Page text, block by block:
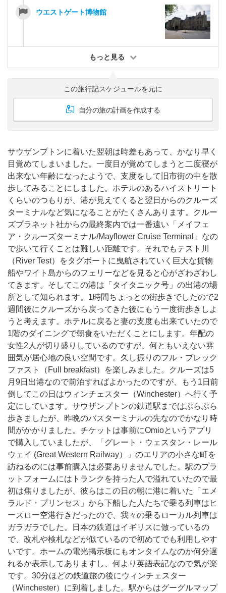
ウエストゲート博物館
もっと見る
この旅行記スケジュールを元に
自分の旅の計画を作成する
サウザンプトンに着いた翌朝は時差もあって、かなり早く
目覚めてしまいました。一度目が覚めてしまうと二度寝が
出来ない年齢になったようで、支度をして旧市街の中を散
歩してみることにしました。ホテルのあるハイストリート
くらいのつもりが、港が見えてくると翌日からのクルーズ
ターミナルなど気になることがたくさんあります。クルー
ズプラネット社からの最終案内では一番遠い「メイフェ
ア・クルーズターミナル/Mayflower Cruise Terminal」なの
で歩いて行くことは難しい距離です。それでもテスト川
（River Test）をタグボートに曳航されていく巨大な貨物
船やワイト島からのフェリーなどを見ると心がざわざわし
てきます。そしてこの港は「タイタニック号」の出港の場
所として知られます。1時間ちょっとの街歩きでしたので2
週間後にクルーズから戻ってきた後にもう一度街歩きしよ
うと考えます。ホテルに戻ると妻の支度も出来ていたので
1階のダイニングで朝食をいただくことにします。年配の
女性2人が切り盛りしているのですが、何ともいえない雰
囲気が居心地の良い空間です。久し振りのフル・ブレック
ファスト（Full breakfast）を楽しみました。クルーズは5
月9日出港なので前泊すればよかったのですが、もう1日前
倒してこの日はウィンチェスター（Winchester）へ行く予
定にしています。サウザンプトンの鉄道駅まではぶらぶら
歩きましたが、昨晩のバスターミナルの先なのでかなり時
間がかかりました。チケットは事前にOmioというアプリ
で購入していましたが、「グレート・ウェスタン・レール
ウェイ (Great Western Railway）」のエリアの小さな町を
訪ねるのには事前購入は必要ありませんでした。駅のプラ
ットフォームにはトランクを持った人で溢れていたので最
初は焦りましたが、彼らはこの日の朝に港に着いた「エメ
ラルド・プリンセス」から下船した人たちで乗る列車はヒ
ースロー空港行きだったので、我々の乗るローカル列車は
ガラガラでした。日本の鉄道はイギリスに倣っているの
で、改札や検札などが似ているので初めてでも利用しやす
いです。ホームの電光掲示板にもオンタイムなのか何分遅
れるか表示してありますし、何より英語表記なので気が楽
です。30分ほどの鉄道旅の後にウィンチェスター
（Winchester）に到着しました。駅からはグーグルマップ